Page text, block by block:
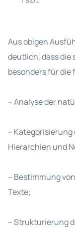
Aus obigen
deutlich, dass die
besonders für die
– Analyse der
– Kategorisierung
Hierarchien und
– Bestimmung
Texte;
– Strukturierung